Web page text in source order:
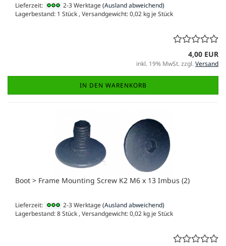
Lieferzeit: 2-3 Werktage(Ausland abweichend)
Lagerbestand: 1 Stück , Versandgewicht:0,02 kg je Stück
4,00 EUR
inkl. 19% MwSt. zzgl.Versand
IN DEN WARENKORB
Boot > Frame Mounting Screw K2 M6 x 13 Imbus (2)
Lieferzeit: 2-3 Werktage(Ausland abweichend)
Lagerbestand: 8 Stück , Versandgewicht:0,02 kg je Stück